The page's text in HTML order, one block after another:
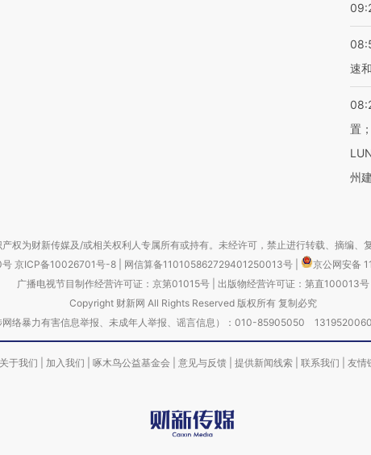
速
置
州
权为财新传媒及/或相关权利人专属所有或持有。未经许可，禁止进行转载、摘编、
号京ICP备10026701号-8 网信算备110105862729401250013号
京公网安备
广播电视节目制作经营许可证：京第01015号| 出版物经营许可证：第直100013号
Copyright 财新网 All Rights Reserved 版权所有 复制必究
网络暴力有害信息举报、未成年人举报、谣言信息）：010-85905050
关于我们 加入我们 啄木鸟公益基金会 意见与反馈 提供新闻线索 联系我们 友情